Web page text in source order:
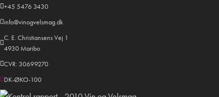
+45 5476 3430
info@vinogvelsmag.dk
C. E. Christiansens Vej 1
4930 Maribo
CVR: 30699270
DK-ØKO-100